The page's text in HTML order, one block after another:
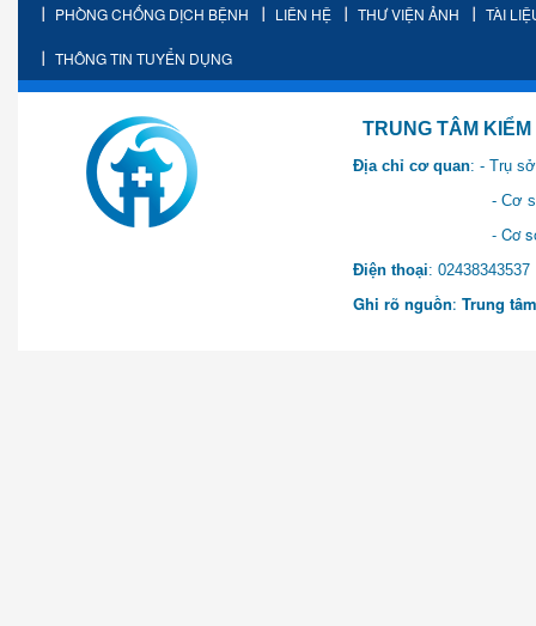
PHÒNG CHỐNG DỊCH BỆNH LIÊN HỆ THƯ VIỆN ẢNH TÀI
THÔNG TIN TUYỂN DỤNG
TRUNG TÂM KIỂM SOÁT
Địa chỉ cơ quan: - Trụ
- Cơ sở 2: Khu Hành
- Cơ sở 3: Số 1 Ngõ 2
Điện thoại:
Ghi rõ nguồn: Trung